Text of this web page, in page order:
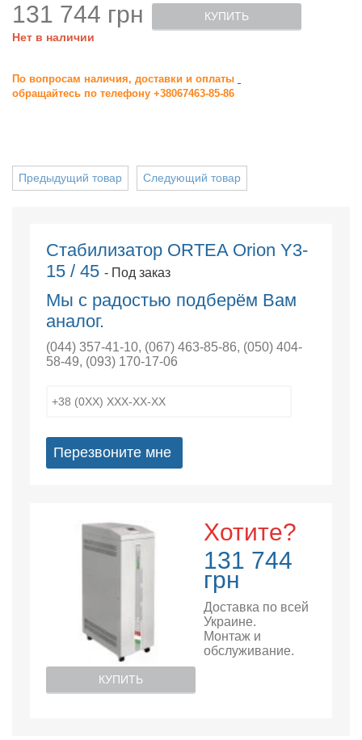
131 744 грн
Нет в наличии
КУПИТЬ
По вопросам наличия, доставки и оплаты
обращайтесь по телефону +38067463-85-86
Следующий товар
Предыдущий товар
Стабилизатор ORTEA Orion Y3-
15 / 45 - Под заказ
Мы с радостью подберём Вам
аналог.
(044) 357-41-10, (067) 463-85-86, (050) 404-
58-49, (093) 170-17-06
Перезвоните мне
Хотите?
131 744
грн
Доставка по всей
Украине.
Монтаж и
обслуживание.
КУПИТЬ